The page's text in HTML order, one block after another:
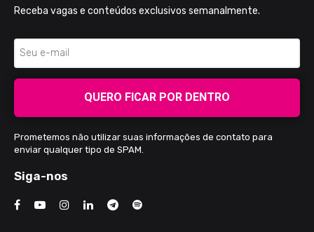
Receba vagas e conteúdos exclusivos semanalmente.
QUERO FICAR POR DENTRO
Prometemos não utilizar suas informações de contato para
enviar qualquer tipo de SPAM.
Siga-nos